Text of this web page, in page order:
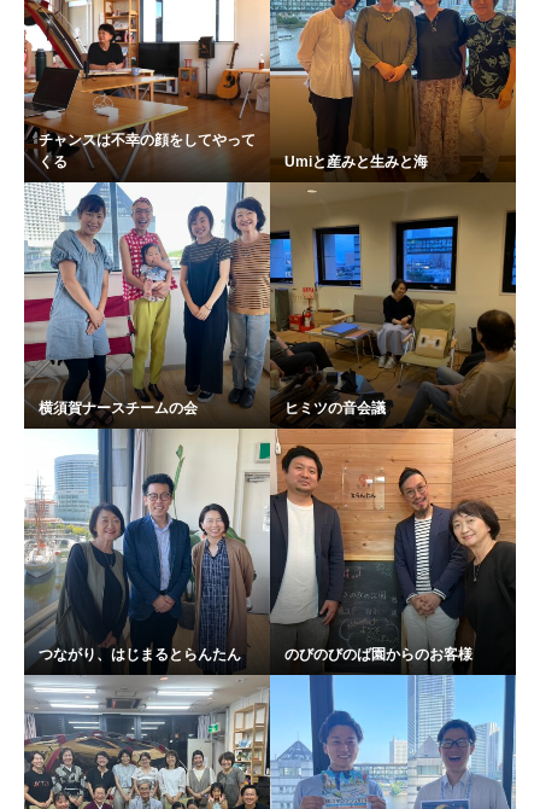
チャンスは不幸の顔をしてやって
くる
Umiと産みと生みと海
横須賀ナースチームの会 ヒミツの音会議
つながり、はじまるとらんたん のびのびのば園からのお客様